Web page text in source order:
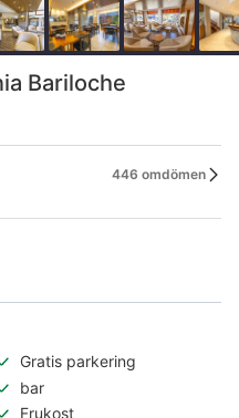
Bariloche
446 omdömen
Gratis parkering
bar
Frukost